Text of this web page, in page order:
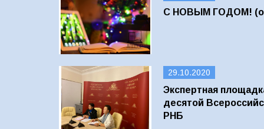
С НОВЫМ ГОДОМ! (об
29.10.2020
Экспертная
десятой
РНБ